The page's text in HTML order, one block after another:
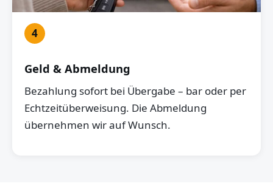
4
Geld & Abmeldung
Bezahlung sofort bei Übergabe – bar oder per
Echtzeitüberweisung. Die Abmeldung
übernehmen wir auf Wunsch.